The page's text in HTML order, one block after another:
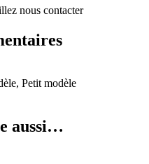
nous contacter
Petit modèle
aussi…